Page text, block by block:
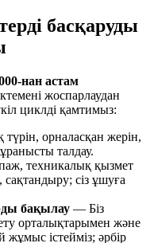
басқаруды
нан астам
жоспарлаудан
циклді қамтимыз:
орналасқан жерін,
талдау.
техникалық қызмет
сіз ұшуға
бақылау — Біз
орталықтарымен және
жұмыс істейміз; әрбір